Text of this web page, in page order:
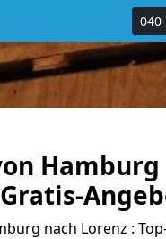
nach Lorenz :